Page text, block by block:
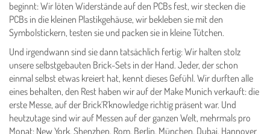
beginnt: Wir löten Widerstände auf den PCBs fest, wir stecken die
PCBs in die kleinen Plastikgehäuse, wir bekleben sie mit den
Symbolstickern, testen sie und packen sie in kleine Tütchen.
Und irgendwann sind sie dann tatsächlich fertig: Wir halten stolz
unsere selbstgebauten Brick-Sets in der Hand. Jeder, der schon
einmal selbst etwas kreiert hat, kennt dieses Gefühl. Wir durften alle
eines behalten, den Rest haben wir auf der Make Munich verkauft: die
erste Messe, auf der Brick´R´knowledge richtig präsent war. Und
heutzutage sind wir auf Messen auf der ganzen Welt, mehrmals pro
Monat: New York, Shenzhen, Rom, Berlin, München, Dubai, Hannover